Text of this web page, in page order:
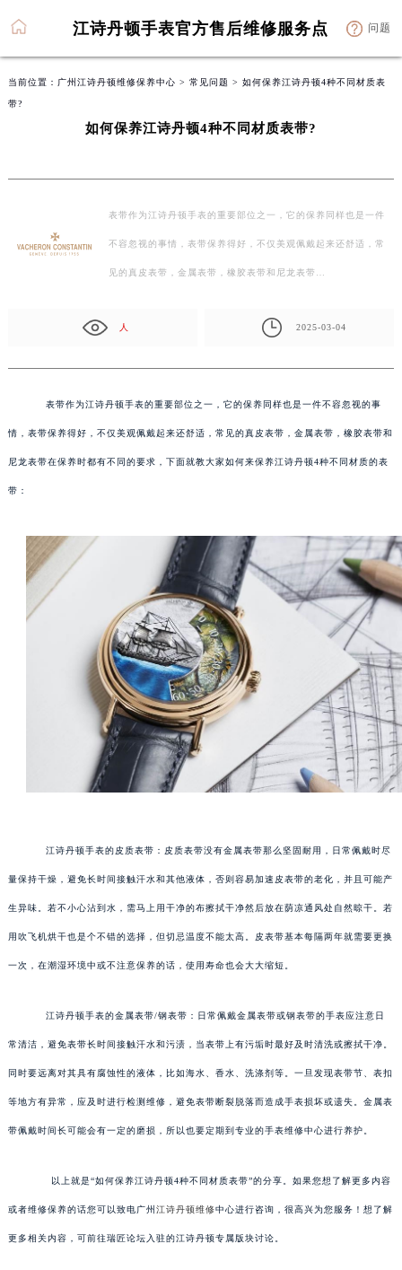
江诗丹顿手表官方售后维修服务点 问题
当前位置： 广州江诗丹顿维修保养中心 > 常见问题 > 如何保养江诗丹顿4种不同材质表
带?
如何保养江诗丹顿4种不同材质表带?
表带作为江诗丹顿手表的重要部位之一，它的保养同样也是一件
不容忽视的事情，表带保养得好，不仅美观佩戴起来还舒适，常
见的真皮表带，金属表带，橡胶表带和尼龙表带…
人 2025-03-04
表带作为江诗丹顿手表的重要部位之一，它的保养同样也是一件不容忽视的事
情，表带保养得好，不仅美观佩戴起来还舒适，常见的真皮表带，金属表带，橡胶表带和
尼龙表带在保养时都有不同的要求，下面就教大家如何来保养江诗丹顿4种不同材质的表
带：
江诗丹顿手表的皮质表带：皮质表带没有金属表带那么坚固耐用，日常佩戴时尽
量保持干燥，避免长时间接触汗水和其他液体，否则容易加速皮表带的老化，并且可能产
生异味。若不小心沾到水，需马上用干净的布擦拭干净然后放在荫凉通风处自然晾干。若
用吹飞机烘干也是个不错的选择，但切忌温度不能太高。皮表带基本每隔两年就需要更换
一次，在潮湿环境中或不注意保养的话，使用寿命也会大大缩短。
江诗丹顿手表的金属表带/钢表带：日常佩戴金属表带或钢表带的手表应注意日
常清洁，避免表带长时间接触汗水和污渍，当表带上有污垢时最好及时清洗或擦拭干净。
同时要远离对其具有腐蚀性的液体，比如海水、香水、洗涤剂等。一旦发现表带节、表扣
等地方有异常，应及时进行检测维修，避免表带断裂脱落而造成手表损坏或遗失。金属表
带佩戴时间长可能会有一定的磨损，所以也要定期到专业的手表维修中心进行养护。
以上就是“如何保养江诗丹顿4种不同材质表带”的分享。如果您想了解更多内容
或者维修保养的话您可以致电广州 江诗丹顿维修中心进行咨询，很高兴为您服务！想了解
更多相关内容，可前往瑞匠论坛入驻的江诗丹顿专属版块讨论。